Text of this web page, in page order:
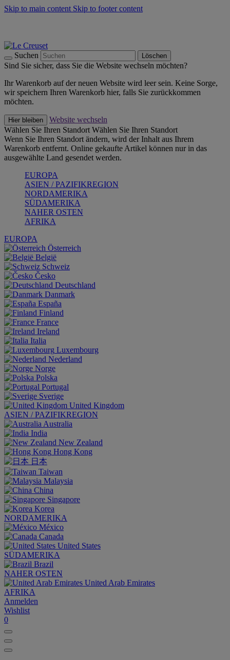
Skip to main content Skip to footer content
Suchen Löschen
Sind Sie sicher, dass Sie die Website wechseln möchten?
Ihr Warenkorb auf der neuen Website wird leer sein. Keine Sorge,
wir speichern Ihren Warenkorb hier, falls Sie zurückkommen
möchten.
Hier bleiben
Website wechseln
Wählen Sie Ihren Standort Wählen Sie Ihren Standort
Wenn Sie Ihren Standort ändern, wird der Inhalt aus Ihrem
Warenkorb entfernt. Online gekaufte Artikel können nur in das
ausgewählte Land gesendet werden.
EUROPA
ASIEN / PAZIFIKREGION
NORDAMERIKA
SÜDAMERIKA
NAHER OSTEN
AFRIKA
EUROPA
Österreich
België
Schweiz
Česko
Deutschland
Danmark
España
Finland
France
Ireland
Italia
Luxembourg
Nederland
Norge
Polska
Portugal
Sverige
United Kingdom
ASIEN / PAZIFIKREGION
Australia
India
New Zealand
Hong Kong
日本
Taiwan
Malaysia
China
Singapore
Korea
NORDAMERIKA
México
Canada
United States
SÜDAMERIKA
Brazil
NAHER OSTEN
United Arab Emirates
AFRIKA
Anmelden
Wishlist
0